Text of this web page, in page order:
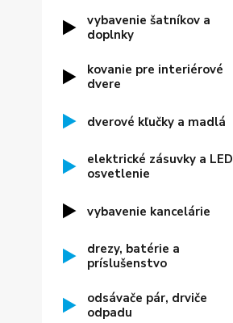
vybavenie šatníkov a
doplnky
kovanie pre interiérové
dvere
dverové kľučky a madlá
elektrické zásuvky a LED
osvetlenie
vybavenie kancelárie
drezy, batérie a
príslušenstvo
odsávače pár, drviče
odpadu